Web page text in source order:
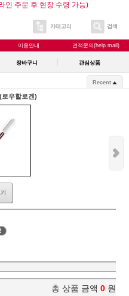
인 주문 후 현장 수령 가능)
카테고리 검색
이용안내 견적문의(help mail)
장바구니 관심상품
Recent
우할로겐)
!
총 상품 금액 0 원